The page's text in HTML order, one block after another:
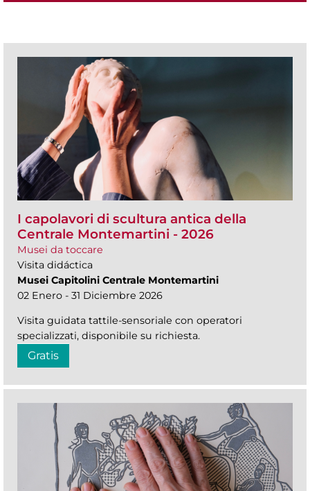
I capolavori di scultura antica della
Centrale Montemartini - 2026
Musei da toccare
Visita didáctica
Musei Capitolini Centrale Montemartini
02 Enero - 31 Diciembre 2026
Visita guidata tattile-sensoriale con operatori
specializzati, disponibile su richiesta.
Gratis